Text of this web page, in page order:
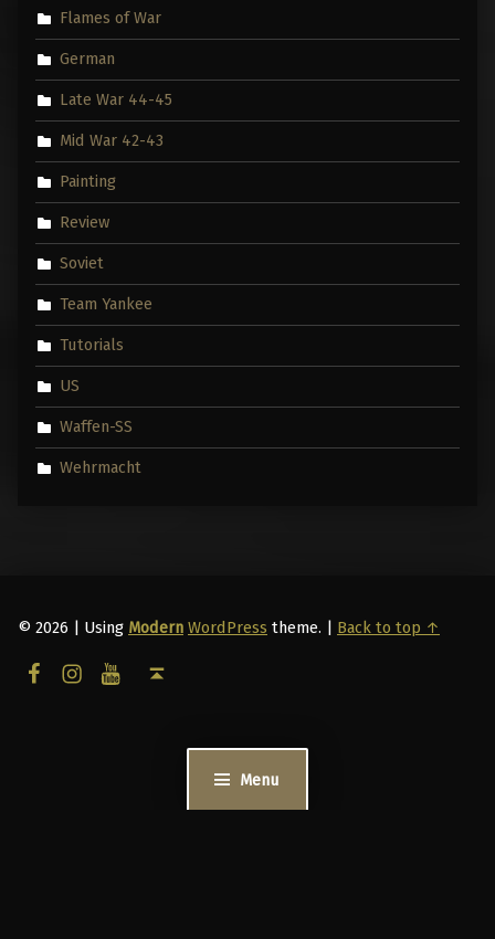
Menu
Flames of War
German
Late War 44-45
Mid War 42-43
Painting
Review
Soviet
Team Yankee
Tutorials
US
Waffen-SS
Wehrmacht
© 2026 | Using Modern WordPress theme. | Back to top ↑